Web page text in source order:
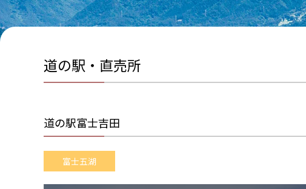
道の駅・直売所
道の駅富士吉田
富士五湖